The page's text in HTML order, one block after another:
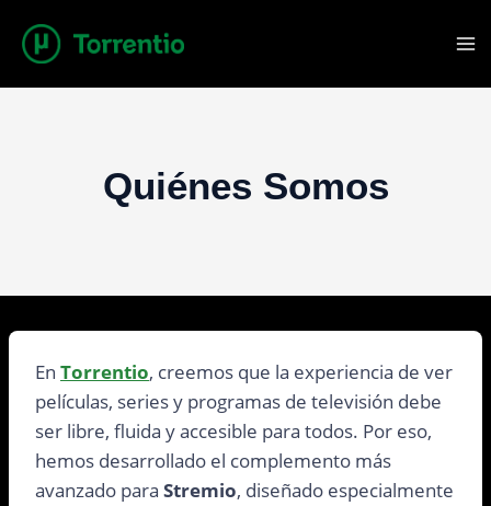
Quiénes Somos
En Torrentio, creemos que la experiencia de ver
películas, series y programas de televisión debe
ser libre, fluida y accesible para todos. Por eso,
hemos desarrollado el complemento más
avanzado para Stremio, diseñado especialmente